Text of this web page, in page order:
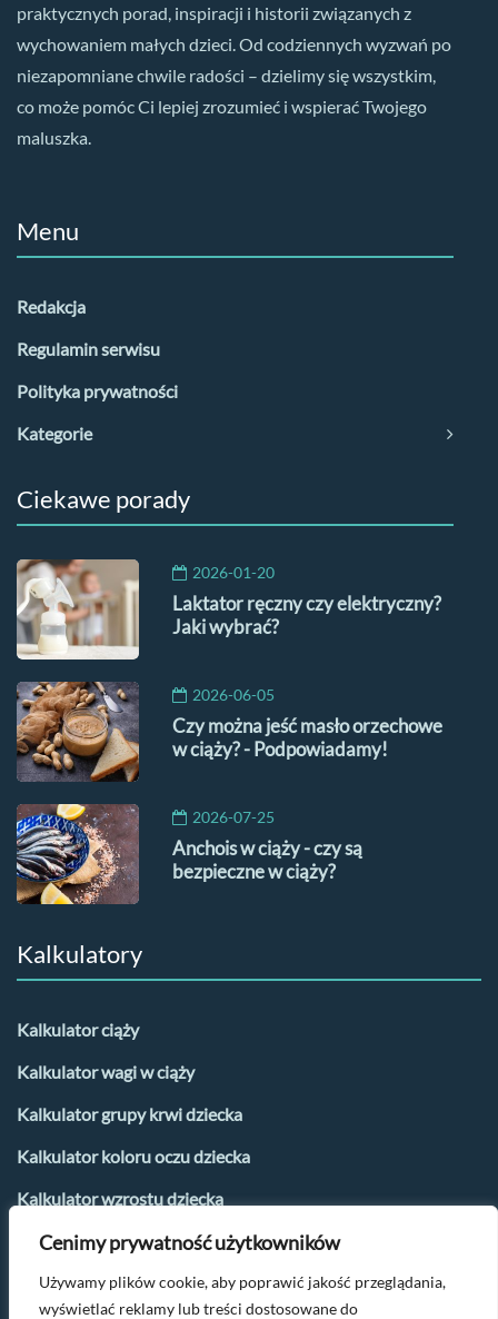
Cenimy prywatność użytkowników
Używamy plików cookie, aby poprawić jakość przeglądania,
wyświetlać reklamy lub treści dostosowane do
praktycznych porad, inspiracji i historii związanych z
wychowaniem małych dzieci. Od codziennych wyzwań po
niezapomniane chwile radości – dzielimy się wszystkim,
co może pomóc Ci lepiej zrozumieć i wspierać Twojego
maluszka.
Menu
Redakcja
Regulamin serwisu
Polityka prywatności
Kategorie
Ciekawe porady
2026-01-20
Laktator ręczny czy elektryczny?
Jaki wybrać?
2026-06-05
Czy można jeść masło orzechowe
w ciąży? - Podpowiadamy!
2026-07-25
Anchois w ciąży - czy są
bezpieczne w ciąży?
Kalkulatory
Kalkulator ciąży
Kalkulator wagi w ciąży
Kalkulator grupy krwi dziecka
Kalkulator koloru oczu dziecka
Kalkulator wzrostu dziecka
Kalkulator płci dziecka
Kalkulator urlopu macierzyńskiego